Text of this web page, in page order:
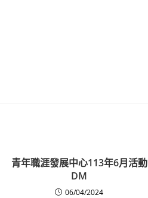
青年職涯發展中心113年6月活動
DM
06/04/2024